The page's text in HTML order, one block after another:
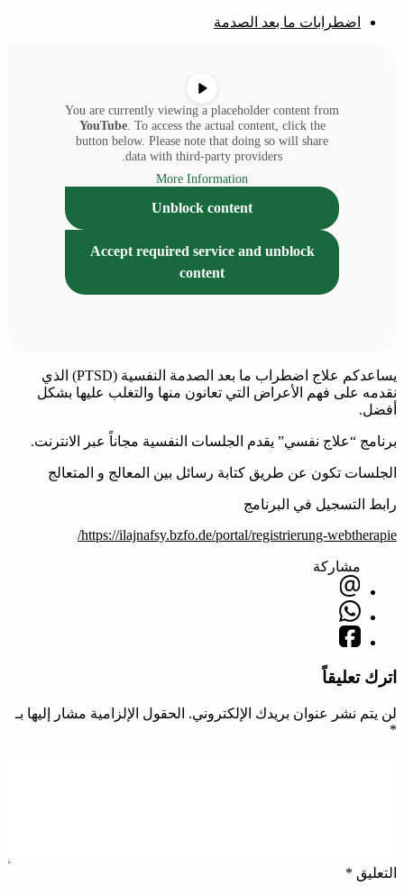
اضطرابات ما بعد الصدمة
You are currently viewing a placeholder content from
YouTube. To access the actual content, click the
button below. Please note that doing so will share
data with third-party providers.
More Information
Unblock content
Accept required service and unblock
content
يساعدكم علاج اضطراب ما بعد الصدمة النفسية (PTSD) الذي
نقدمه على فهم الأعراض التي تعانون منها والتغلب عليها بشكل
أفضل.
برنامج “علاج نفسي” يقدم الجلسات النفسية مجاناً عبر الانترنت.
الجلسات تكون عن طريق كتابة رسائل بين المعالج و المتعالج
رابط التسجيل في البرنامج
https://ilajnafsy.bzfo.de/portal/registrierung-webtherapie/
مشاركة
اترك تعليقاً
لن يتم نشر عنوان بريدك الإلكتروني. الحقول الإلزامية مشار إليها بـ
*
التعليق *